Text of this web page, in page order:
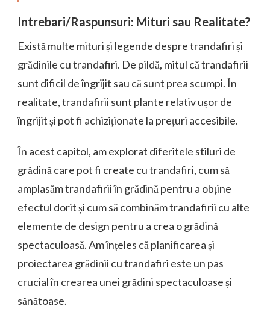
Intrebari/Raspunsuri: Mituri sau Realitate?
Există multe mituri și legende despre trandafiri și
grădinile cu trandafiri. De pildă, mitul că trandafirii
sunt dificil de îngrijit sau că sunt prea scumpi. În
realitate, trandafirii sunt plante relativ ușor de
îngrijit și pot fi achiziționate la prețuri accesibile.
În acest capitol, am explorat diferitele stiluri de
grădină care pot fi create cu trandafiri, cum să
amplasăm trandafirii în grădină pentru a obține
efectul dorit și cum să combinăm trandafirii cu alte
elemente de design pentru a crea o grădină
spectaculoasă. Am înțeles că planificarea și
proiectarea grădinii cu trandafiri este un pas
crucial în crearea unei grădini spectaculoase și
sănătoase.